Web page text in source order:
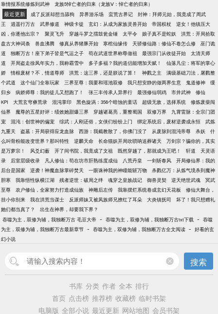
靠情报系统修炼到武神
龙族5悼亡者的归来（龙族Ⅴ：悼亡者的归来）
最近更新 成了反派却想当舔狗 异界游乐场 蛮荒古界记
封神：拜师元始，我竟成了周武
王
逍遥行万古 武界修道 神级卡徒 玄幻：从成为家族灵兽开始 帝国权杖
逆女！他镇压大
凶，你逐他出宗？
聚灵飞升 穿越斗罗之擂鼓瓮金锤 太平令 娘子真不是蛇妖
洪荒：开局拾取
盘古大神词条
兽血沸腾 修真从养猪豚开始 寒棺仙缘传 天骄修仙路：修仙不卷怎么修
巫门诡
道
独断万古！座下弟子皆是气运之子 苟在武道世界称尊做祖 最强宗门从收徒开始
太清天师
道
开局盗走徐凤年实力，我称霸雪中 多子多福？我的道侣能增加天赋！
仙落凡尘：将军的掌心
娇
情根废材？不，情道尊师 洪荒：这三界，还是朕说了算！ 神戮之主
满级基础刀法，屠戮整
个武道
这个仙门全靠玩家 三界至尊：我要和瑶池双修 我只想安静的做两界生意 鬼道修神
缓
归乡
病娇师尊：我的徒儿又想跑了！ 张三丰传承人异界行 最强修仙弱鸡 市井武神
修仙
KPI
大荒玄穹彝荒录 混沌掌印 黑色旋涡：356个暗蚀的童话 超级无敌，选择系统
修炼废柴闯
仙界
魔尊的五星好评：绩效她甜爆三界 穿越诸葛亮，重整蜀国 双修万界
九霄雷脉：全宗门团
宠
混沌：创世神的偏宠 综武：人刚还俗，女侠们纷纷上门 绑定系统后，废材逆袭成永恒
武炼
九重天
盗墓：开局获得应龙血脉 西游：我截教散了，你佛门没了 从废脉到混沌帝尊 杀妖
什
么叫骨粉能改变世界？那叫特性
逆麟天命 长命猫妖开局吹唢呐送葬诸天
万剑宗？骗你的，其实
是万萝宗！
风爻幻薮 开了间书院，我竟成了文祖 既然穿越了，那就成为王吧！ 轩道
天灵语
录
后室层级收录 凡人修仙：苟在坊市肝熟练度成仙 八荒丹皇 一剑斩春风
开局修仙界：我的
后台是国家
逆袭！神魔血脉掌碎焚天 一眼诛神我的神瞳能斩万物
杀戮亿万：从炼气境杀到魔神
胆寒
我靠悟性纵横江湖 残者逆世：破局之绊 魂穿之皇族战记 御兽灵契 逆天绝世武魂
冥武
至尊
农户修仙，全家努力打造成仙族 神雕后左传 我靠摆烂系统卷成玄幻天花板
修仙大舞台，
挂小你别来
我在洪荒当谋士 反派师妹又被凤族师兄撩红了耳朵 大炎镇抚司
坏了！我只想赠礼
她们都当真了？
出生在神界，却要我下界？
吞噬为主，双修为辅，我独断万古 毛豆大帝 - 吞噬为主，双修为辅，我独断万古txt下载 - 吞噬
为主，双修为辅，我独断万古最新章节 - 吞噬为主，双修为辅，我独断万古全文阅读 - 好看的玄
幻小说
搜索
书库 分类 作者 全本 排行
首页 点击榜 推荐榜 收藏榜 临时书架
电脑版 全部小说 最近更新 网站地图 会员书架